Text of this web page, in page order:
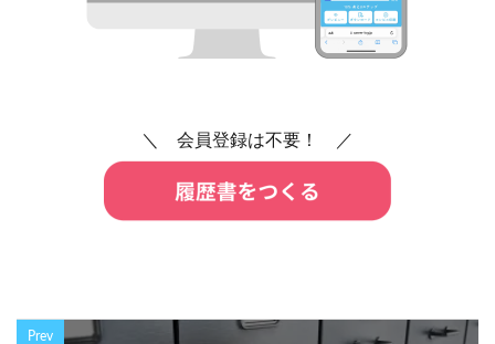
＼ 会員登録は不要！ ／
Prev